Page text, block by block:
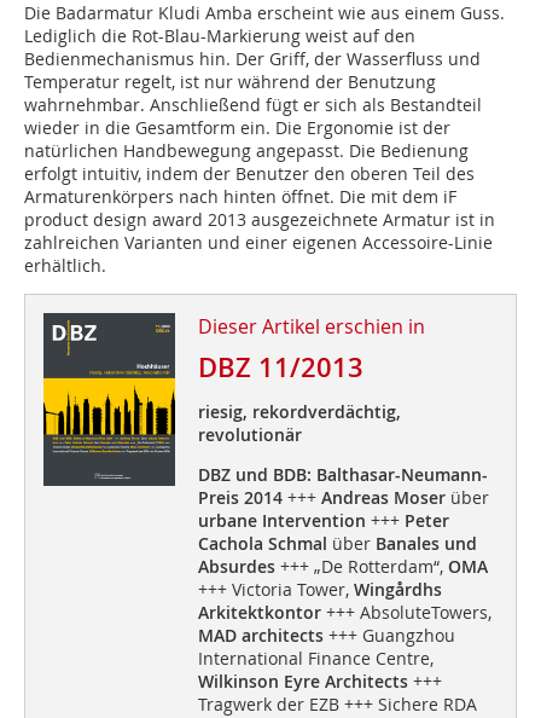
Die Badarmatur Kludi Amba erscheint wie aus einem Guss.
Lediglich die Rot-Blau-Markierung weist auf den
Bedienmechanismus hin. Der Griff, der Wasserfluss und
Temperatur regelt, ist nur während der Benutzung
wahrnehmbar. Anschließend fügt er sich als Bestandteil
wieder in die Gesamtform ein. Die Ergonomie ist der
natürlichen Handbewegung angepasst. Die Bedienung
erfolgt intuitiv, indem der Benutzer den oberen Teil des
Armaturenkörpers nach hinten öffnet. Die mit dem iF
product design award 2013 ausgezeichnete Armatur ist in
zahlrei­chen Varianten und einer eigenen Accessoire-Linie
erhältlich.
Dieser Artikel erschien in
DBZ 11/2013
riesig, rekordverdächtig,
revolutionär
DBZ und BDB: Balthasar-Neumann-
Preis 2014+++ Andreas Moserüber
urbane Intervention +++ Peter
Cachola Schmal über Banales und
Absurdes+++ „De Rotterdam“, OMA
+++ Victoria Tower, Wingårdhs
Arkitektkontor+++ AbsoluteTowers,
MAD architects+++ Guangzhou
International Finance Centre,
Wilkinson Eyre Architects+++
Tragwerk der EZB +++ Sichere RDA